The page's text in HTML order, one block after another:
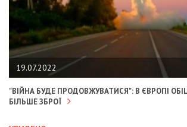
19.07.2022
"ВІЙНА БУДЕ ПРОДОВЖУВАТИСЯ": В ЄВРОПІ
БІЛЬШЕ ЗБРОЇ